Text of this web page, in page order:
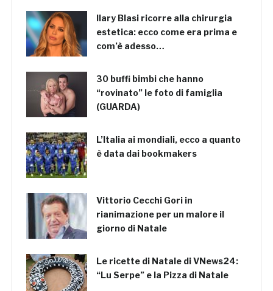
Ilary Blasi ricorre alla chirurgia
estetica: ecco come era prima e
com’è adesso…
30 buffi bimbi che hanno
“rovinato” le foto di famiglia
(GUARDA)
L’Italia ai mondiali, ecco a quanto
è data dai bookmakers
Vittorio Cecchi Gori in
rianimazione per un malore il
giorno di Natale
Le ricette di Natale di VNews24:
“Lu Serpe” e la Pizza di Natale